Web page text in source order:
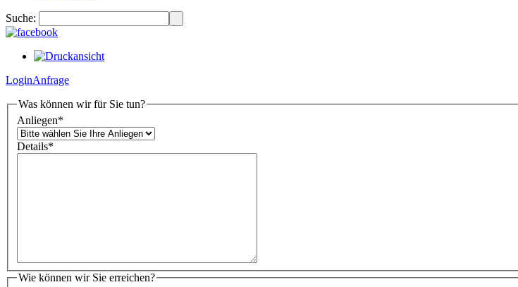
Suche:
LoginAnfrage
Was können wir für Sie tun?
Anliegen*
Details*
Wie können wir Sie erreichen?